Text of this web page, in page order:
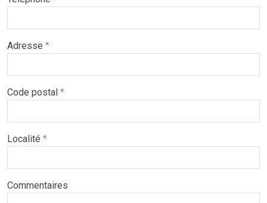
Adresse *
Code postal *
Localité *
Commentaires